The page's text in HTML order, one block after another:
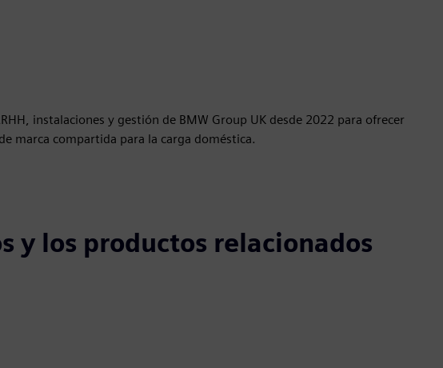
instalaciones y gestión de BMW Group UK desde 2022 para ofrecer
marca compartida para la carga doméstica.
y los productos relacionados